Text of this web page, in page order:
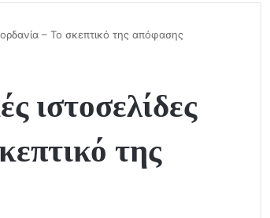
– Το σκεπτικό της απόφασης
ιστοσελίδες
της